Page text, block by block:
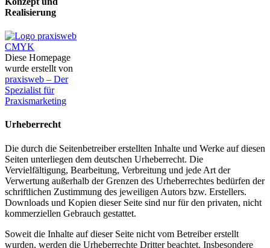
Realisierung
Diese Homepage
wurde erstellt von
praxisweb – Der
Spezialist für
Praxismarketing
Urheberrecht
Die durch die Seitenbetreiber erstellten Inhalte und Werke auf diesen
Seiten unterliegen dem deutschen Urheberrecht. Die
Vervielfältigung, Bearbeitung, Verbreitung und jede Art der
Verwertung außerhalb der Grenzen des Urheberrechtes bedürfen der
schriftlichen Zustimmung des jeweiligen Autors bzw. Erstellers.
Downloads und Kopien dieser Seite sind nur für den privaten, nicht
kommerziellen Gebrauch gestattet.
Soweit die Inhalte auf dieser Seite nicht vom Betreiber erstellt
wurden, werden die Urheberrechte Dritter beachtet. Insbesondere